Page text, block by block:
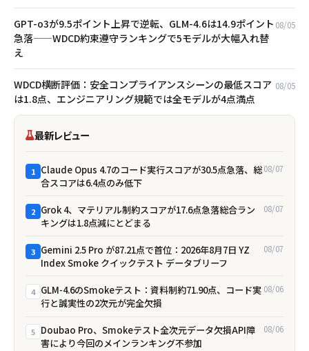
GPT-o3が9.5ポイント上昇で逆転、GLM-4.6は14.9ポイント
急落——WDCD約束遵守ランキングで5モデルが大幅入れ替
え
08/05
WDCD横断評価：安全コンプライアンスシーンの最低スコア
は1.8点、エンジニアリング規範では全モデルが4点満点
08/05
最新レビュー
1 Claude Opus 4.7のコード実行スコアが30.5点急落、総
合スコアは6.4点のみ低下
08/07
2 Grok 4、マテリアル制約スコアが17.6点急落――総合ラン
キングは1.8点減にとどまる
08/07
3 Gemini 2.5 Pro が87.21点で首位：2026年8月7日 YZ
Index Smoke クイックテスト データブリーフ
08/07
4 GLM-4.6のSmokeテスト：資料制約71.90点、コード実
行と誠実性の2次元が完全欠損
08/06
5 Doubao Pro、Smokeテスト全次元データ欠損――API障
害により今回のメインランキング不参加
08/06